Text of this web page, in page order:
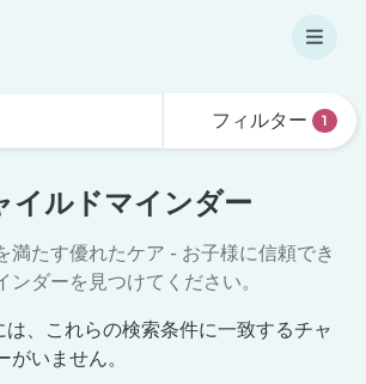
フィルター 1
イルドマインダー
満たす優れたケア - お子様に信頼でき
ンダーを見つけてください。
は、これらの検索条件に一致するチャ
いません。